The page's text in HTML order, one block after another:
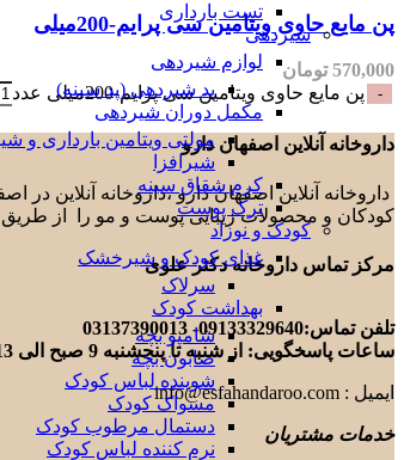
تست بارداری
شیردهی
لوازم شیردهی
پد شیردهی (پد سینه)
مکمل دوران شیردهی
مولتی ویتامین بارداری و
شیرافزا
کرم شقاق سینه
ترک پوست
کودک و نوزاد
غذای کودک و شیرخشک
سرلاک
بهداشت کودک
شامپو بچه
صابون بچه
شوینده لباس کودک
مسواک کودک
دستمال مرطوب کودک
نرم کننده لباس کودک
پن مایع حاوی ویتامین سی پرایم-200میلی
570,000 تومان
پن مایع حاوی ویتامین سی پرایم-200میلی عدد
داروخانه آنلاین اصفهان دارو
داروخانه آنلاین اصفهان دارو ،داروخانه
کودکان و محصولات زیبایی پوست و مو را از
مرکز تماس داروخانه دکتر علوی
تلفن تماس:09133329640- 03137390013
ساعات پاسخگویی: از شنبه تا پنجشنبه 9 صبح الی 13 و 17 الی 21
ایمیل : info@esfahandaroo.com
خدمات مشتریان